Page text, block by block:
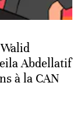
Abdellatif
à la CAN